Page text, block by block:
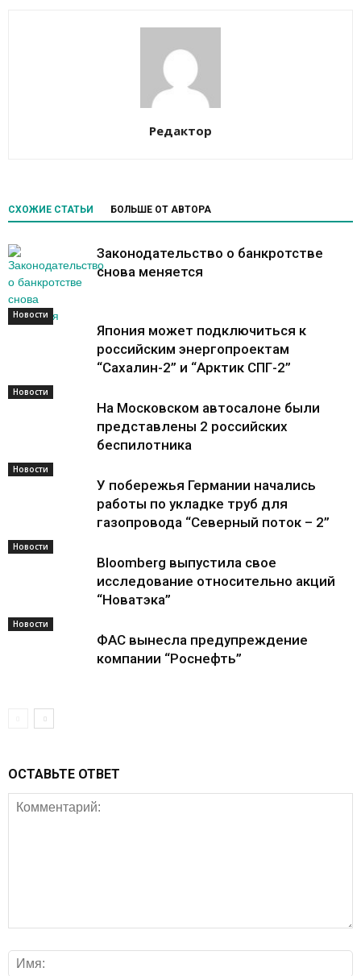
Редактор
СХОЖИЕ СТАТЬИ БОЛЬШЕ ОТ АВТОРА
Новости
Законодательство о банкротстве
снова меняется
Новости
Япония может подключиться к
российским энергопроектам
“Сахалин-2” и “Арктик СПГ-2”
Новости
На Московском автосалоне были
представлены 2 российских
беспилотника
Новости
У побережья Германии начались
работы по укладке труб для
газопровода “Северный поток – 2”
Новости
Bloomberg выпустила свое
исследование относительно акций
“Новатэка”
Новости
ФАС вынесла предупреждение
компании “Роснефть”
ОСТАВЬТЕ ОТВЕТ